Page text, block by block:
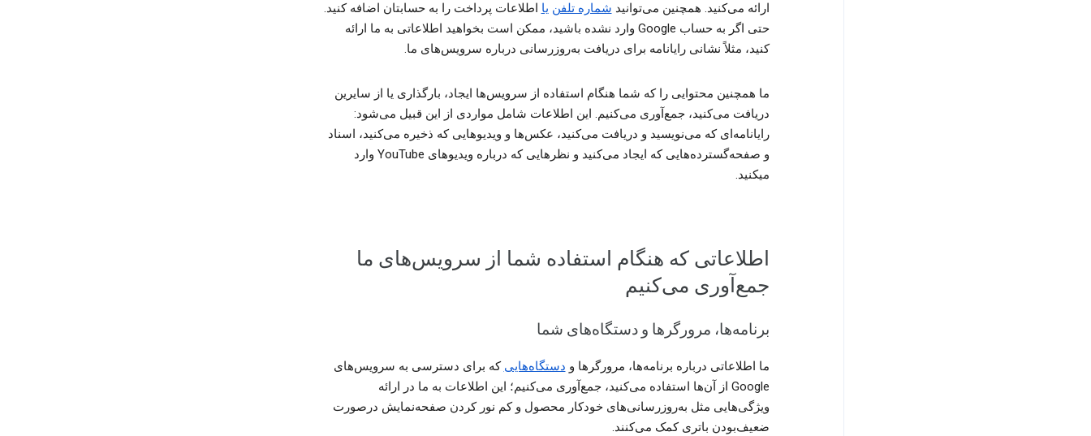
ارائه می‌کنید. همچنین می‌توانید شماره تلفن یا اطلاعات پرداخت را به حسابتان اضافه کنید.
حتی اگر به حساب Google وارد نشده باشید، ممکن است بخواهید اطلاعاتی به ما ارائه
کنید، مثلاً نشانی رایانامه برای دریافت به‌روزرسانی درباره سرویس‌های ما.
ما همچنین محتوایی را که شما هنگام استفاده از سرویس‌ها ایجاد، بارگذاری یا از سایرین
دریافت می‌کنید، جمع‌آوری می‌کنیم. این اطلاعات شامل مواردی از این قبیل می‌شود:
رایانامه‌ای که می‌نویسید و دریافت می‌کنید، عکس‌ها و ویدیوهایی که ذخیره می‌کنید، اسناد
و صفحه‌گسترده‌هایی که ایجاد می‌کنید و نظرهایی که درباره ویدیوهای YouTube وارد
میکنید.
اطلاعاتی که هنگام استفاده شما از سرویس‌های ما
جمع‌‌آوری می‌کنیم
برنامه‌ها، مرورگرها و دستگاه‌های شما
ما اطلاعاتی درباره برنامه‌ها، مرورگرها و دستگاه‌هایی که برای دسترسی به سرویس‌های
Google از آن‌ها استفاده می‌کنید، جمع‌آوری می‌کنیم؛ این اطلاعات به ما در ارائه
ویژگی‌هایی مثل به‌روزرسانی‌های خودکار محصول و کم ‌نور کردن صفحه‌‌نمایش درصورت
ضعیف‌بودن باتری کمک می‌کنند.